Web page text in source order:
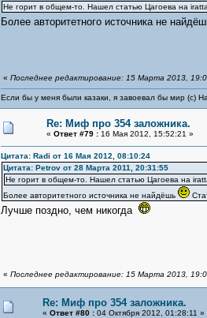
Не горит в общем-то. Нашел статью Цагоева на
Более авторитетного источника не
« Последнее редактирование: 15 Марта 2013,
Если бы у меня были казаки, я завоевал бы мир (с)
Re: Миф про 354 заложника.
« Ответ #79 :16 Мая 2012, 15:52:21 »
Цитата: Radi от 16 Мая 2012, 08:10:24
Цитата: Petrov от 28 Марта 2011, 20:31:55
Не горит в общем-то. Нашел статью Цагоева на
Более авторитетного источника не найдёшь
Лучше поздно, чем никогда
« Последнее редактирование: 15 Марта 2013,
Re: Миф про 354 заложника.
« Ответ #80 :04 Октября 2012, 01:28:11 »